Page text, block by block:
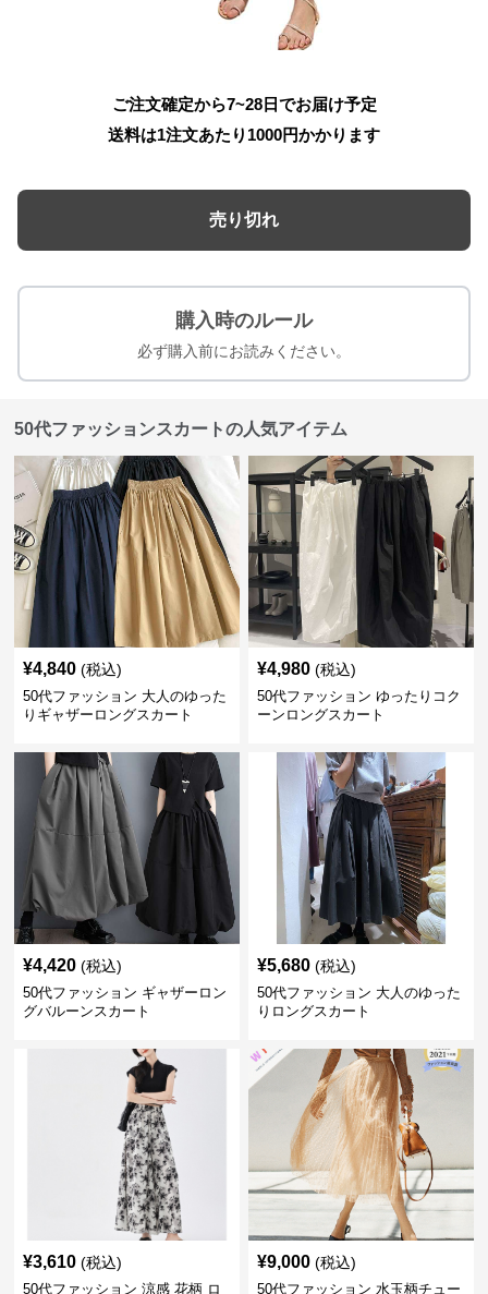
ご注文確定から7~28日でお届け予定
送料は1注文あたり 1000円かかります
売り切れ
購入時のルール
必ず購入前にお読みください。
50代ファッションスカートの人気アイテム
¥4,840 (税込)
50代ファッション 大人のゆった
りギャザーロングスカート
¥4,980 (税込)
50代ファッション ゆったりコク
ーンロングスカート
¥4,420 (税込)
50代ファッション ギャザーロン
グバルーンスカート
¥5,680 (税込)
50代ファッション 大人のゆった
りロングスカート
¥3,610 (税込)
50代ファッション 涼感 花柄 ロ
¥9,000 (税込)
50代ファッション 水玉柄チュー